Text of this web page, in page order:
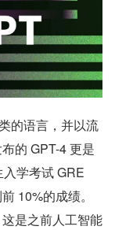
的语言，并以流
的 GPT-4 更是
学考试 GRE
10%的成绩。
是之前人工智能